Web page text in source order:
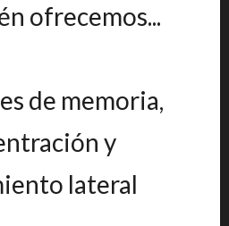
ofrecemos...
de memoria,
y
lateral